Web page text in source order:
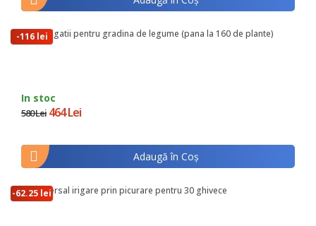
-116 lei
Kit de irigatii pentru gradina de legume (pana la 160 de plante)
In stoc
580 Lei 464 Lei
Adaugă în Coş
-62.25 lei
Kit universal irigare prin picurare pentru 30 ghivece